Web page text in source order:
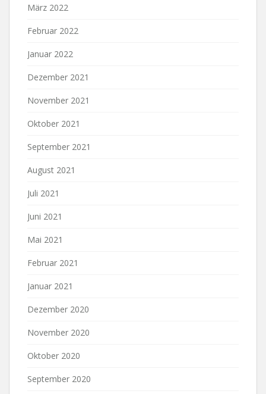
März 2022
Februar 2022
Januar 2022
Dezember 2021
November 2021
Oktober 2021
September 2021
August 2021
Juli 2021
Juni 2021
Mai 2021
Februar 2021
Januar 2021
Dezember 2020
November 2020
Oktober 2020
September 2020